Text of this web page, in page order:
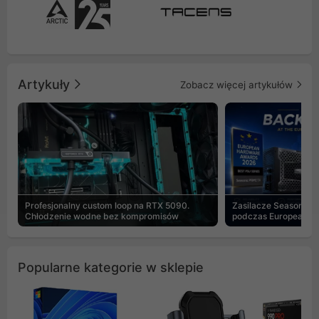
Artykuły Zobacz więcej artykułów
Profesjonalny custom loop na RTX 5090.
Chłodzenie wodne bez kompromisów
Zasilacze Seasonic
podczas European
Popularne kategorie w sklepie